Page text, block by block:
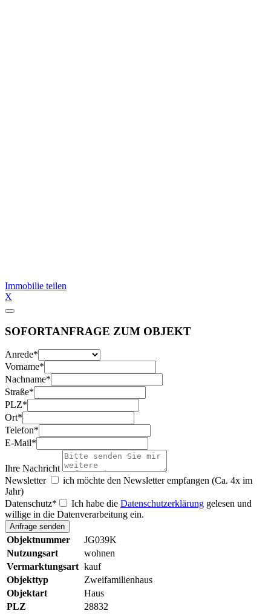
Immobilie teilen
X
SOFORTANFRAGE ZUM OBJEKT
Anrede*
Vorname*
Nachname*
Straße*
PLZ*
Ort*
Telefon*
E-Mail*
Ihre Nachricht
Newsletter
ich möchte den Newsletter empfangen (Ca. 4x im
Jahr)
Datenschutz* Ich habe die Datenschutzerklärung gelesen und
willige in die Datenverarbeitung ein.
Objektnummer
JG039K
Nutzungsart
wohnen
Vermarktungsart kauf
Objekttyp
Zweifamilienhaus
Objektart
Haus
PLZ
28832